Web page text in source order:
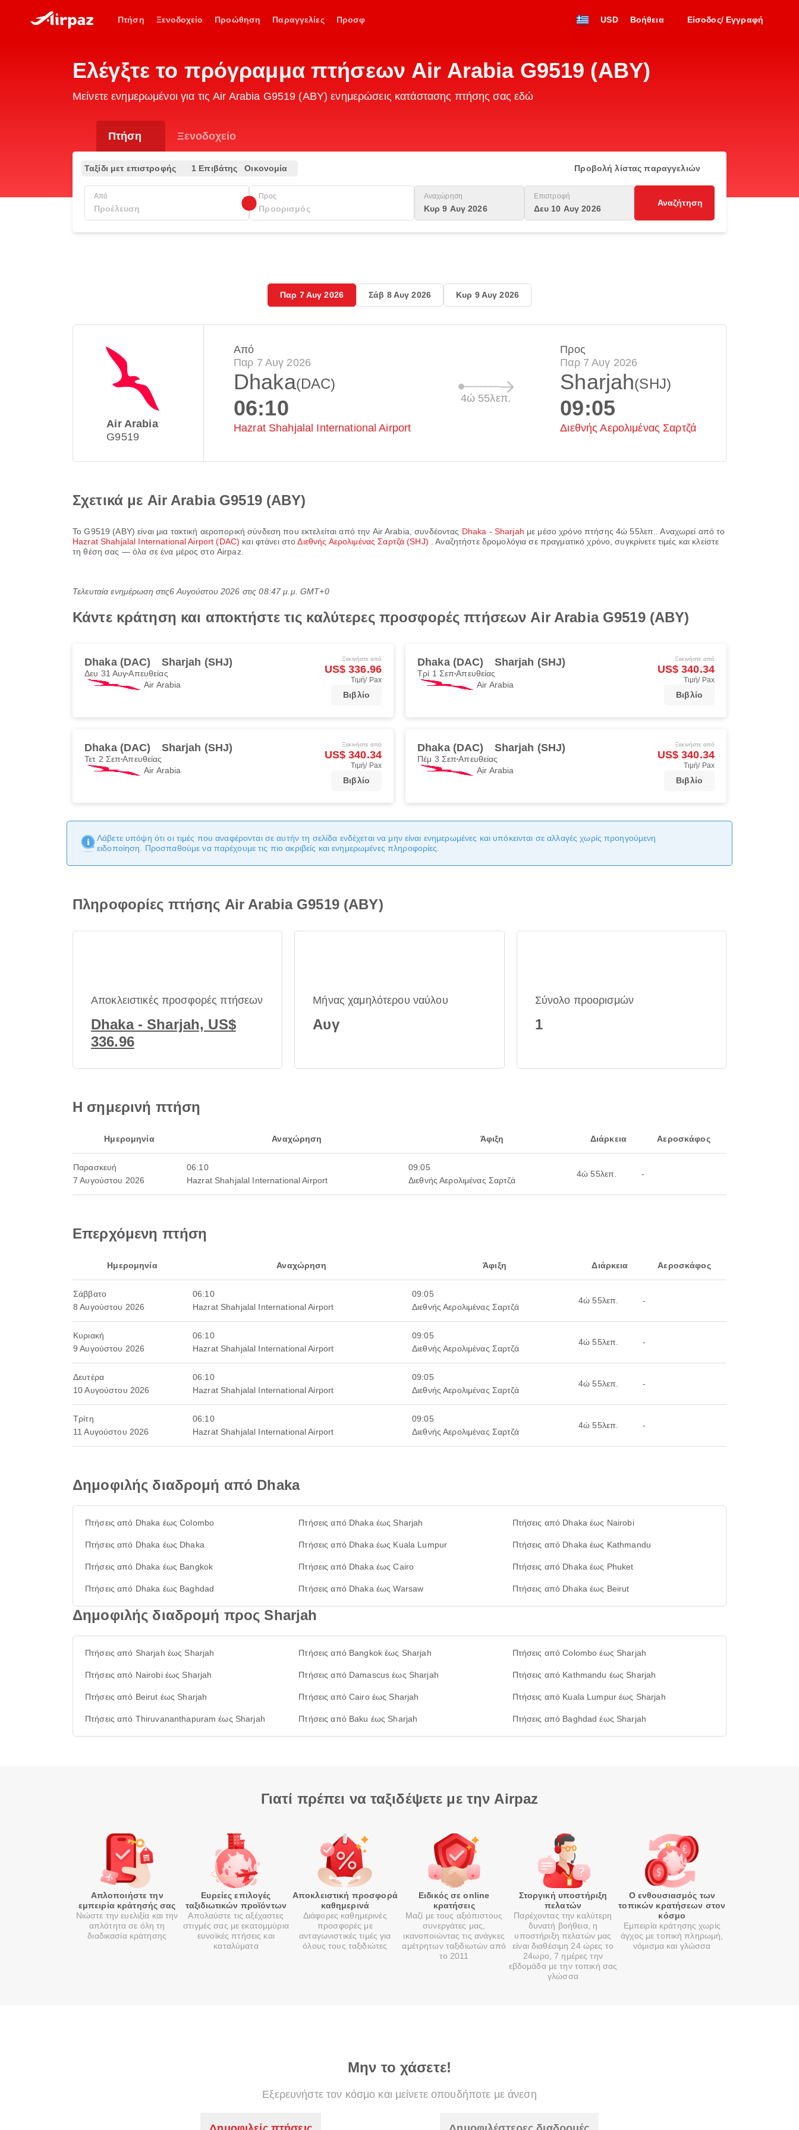
Πτήση Ξενοδοχείο Προώθηση Παραγγελίες Προσφ USD Βοήθεια Είσοδος/ Εγγραφή
Ελέγξτε το πρόγραμμα πτήσεων Air Arabia G9519 (ABY)
Μείνετε ενημερωμένοι για τις Air Arabia G9519 (ABY) ενημερώσεις κατάστασης πτήσης σας εδώ
Πτήση Ξενοδοχείο
Ταξίδι μετ επιστροφής 1 Επιβάτης Οικονομία Προβολή λίστας παραγγελιών
Από Προς Αναχώρηση
Κυρ 9 Αυγ 2026
Επιστροφή
Δευ 10 Αυγ 2026
Αναζήτηση
Παρ 7 Αυγ 2026 Σάβ 8 Αυγ 2026 Κυρ 9 Αυγ 2026
Air Arabia
G9519
Από
Παρ 7 Αυγ 2026
Dhaka(DAC)
06:10
Hazrat Shahjalal International Airport
4ώ 55λεπ.
Προς
Παρ 7 Αυγ 2026
Sharjah(SHJ)
09:05
Διεθνής Αερολιμένας Σαρτζά
Σχετικά με Air Arabia G9519 (ABY)
ΤοG9519 (ABY) είναι μια τακτική αεροπορική σύνδεση που εκτελείται από την Air Arabia , συνδέοντας Dhaka - Sharjah με μέσο χρόνο πτήσης 4ώ 55λεπ.
. Αναχωρεί από το
Hazrat Shahjalal International Airport (DAC) και φτάνει στοΔιεθνής Αερολιμένας Σαρτζά (SHJ)
. Αναζητήστε δρομολόγια σε πραγματικό χρόνο, συγκρίνετε τιμές και κλείστε
τη θέση σας — όλα σε ένα μέρος στο Airpaz.
Τελευταία ενημέρωση στις6 Αυγούστου 2026 στις 08:47 μ.μ. GMT+0
Κάντε κράτηση και αποκτήστε τις καλύτερες προσφορές πτήσεων Air Arabia G9519 (ABY)
Dhaka (DAC) Sharjah (SHJ)
Δευ 31 ΑυγΑπευθείας
Air Arabia
Ξεκινήστε από
US$ 336.96
Τιμή/ Pax
Βιβλίο
Dhaka (DAC) Sharjah (SHJ)
Τρί 1 ΣεπΑπευθείας
Air Arabia
Ξεκινήστε από
US$ 340.34
Τιμή/ Pax
Βιβλίο
Dhaka (DAC) Sharjah (SHJ)
Τετ 2 ΣεπΑπευθείας
Air Arabia
Ξεκινήστε από
US$ 340.34
Τιμή/ Pax
Βιβλίο
Dhaka (DAC) Sharjah (SHJ)
Πέμ 3 ΣεπΑπευθείας
Air Arabia
Ξεκινήστε από
US$ 340.34
Τιμή/ Pax
Βιβλίο
Λάβετε υπόψη ότι οι τιμές που αναφέρονται σε αυτήν τη σελίδα ενδέχεται να μην είναι ενημερωμένες και υπόκεινται σε αλλαγές χωρίς προηγούμενη
ειδοποίηση. Προσπαθούμε να παρέχουμε τις πιο ακριβείς και ενημερωμένες πληροφορίες.
Πληροφορίες πτήσης Air Arabia G9519 (ABY)
Αποκλειστικές προσφορές πτήσεων
Dhaka - Sharjah, US$
336.96
Μήνας χαμηλότερου ναύλου
Αυγ
Σύνολο προορισμών
1
Η σημερινή πτήση
Ημερομηνία Αναχώρηση Άφιξη Διάρκεια Αεροσκάφος
Παρασκευή
7 Αυγούστου 2026
06:10
Hazrat Shahjalal International Airport
09:05
Διεθνής Αερολιμένας Σαρτζά
4ώ 55λεπ. -
Επερχόμενη πτήση
Ημερομηνία Αναχώρηση Άφιξη Διάρκεια Αεροσκάφος
Σάββατο
8 Αυγούστου 2026
06:10
Hazrat Shahjalal International Airport
09:05
Διεθνής Αερολιμένας Σαρτζά
4ώ 55λεπ. -
Κυριακή
9 Αυγούστου 2026
06:10
Hazrat Shahjalal International Airport
09:05
Διεθνής Αερολιμένας Σαρτζά
4ώ 55λεπ. -
Δευτέρα
10 Αυγούστου 2026
06:10
Hazrat Shahjalal International Airport
09:05
Διεθνής Αερολιμένας Σαρτζά
4ώ 55λεπ. -
Τρίτη
11 Αυγούστου 2026
06:10
Hazrat Shahjalal International Airport
09:05
Διεθνής Αερολιμένας Σαρτζά
4ώ 55λεπ. -
Δημοφιλής διαδρομή από Dhaka
Πτήσεις από Dhaka έως Colombo Πτήσεις από Dhaka έως Sharjah Πτήσεις από Dhaka έως Nairobi
Πτήσεις από Dhaka έως Dhaka Πτήσεις από Dhaka έως Kuala Lumpur Πτήσεις από Dhaka έως Kathmandu
Πτήσεις από Dhaka έως Bangkok Πτήσεις από Dhaka έως Cairo Πτήσεις από Dhaka έως Phuket
Πτήσεις από Dhaka έως Baghdad Πτήσεις από Dhaka έως Warsaw Πτήσεις από Dhaka έως Beirut
Δημοφιλής διαδρομή προς Sharjah
Πτήσεις από Sharjah έως Sharjah Πτήσεις από Bangkok έως Sharjah Πτήσεις από Colombo έως Sharjah
Πτήσεις από Nairobi έως Sharjah Πτήσεις από Damascus έως Sharjah Πτήσεις από Kathmandu έως Sharjah
Πτήσεις από Beirut έως Sharjah Πτήσεις από Cairo έως Sharjah Πτήσεις από Kuala Lumpur έως Sharjah
Πτήσεις από Thiruvananthapuram έως Sharjah Πτήσεις από Baku έως Sharjah Πτήσεις από Baghdad έως Sharjah
Γιατί πρέπει να ταξιδέψετε με την Airpaz
Απλοποιήστε την
εμπειρία κράτησής σας
Νιώστε την ευελιξία και την
απλότητα σε όλη τη
διαδικασία κράτησης
Ευρείες επιλογές
ταξιδιωτικών προϊόντων
Απολαύστε τις αξέχαστες
στιγμές σας με εκατομμύρια
ευνοϊκές πτήσεις και
καταλύματα
Αποκλειστική προσφορά
καθημερινά
Διάφορες καθημερινές
προσφορές με
ανταγωνιστικές τιμές για
όλους τους ταξιδιώτες
Ειδικός σε online
κρατήσεις
Μαζί με τους αξιόπιστους
συνεργάτες μας,
ικανοποιώντας τις ανάγκες
αμέτρητων ταξιδιωτών από
το 2011
Στοργική υποστήριξη
πελατών
Παρέχοντας την καλύτερη
δυνατή βοήθεια, η
υποστήριξη πελατών μας
είναι διαθέσιμη 24 ώρες το
24ωρο, 7 ημέρες την
εβδομάδα με την τοπική σας
γλώσσα
Ο ενθουσιασμός των
τοπικών κρατήσεων στον
κόσμο
Εμπειρία κράτησης χωρίς
άγχος με τοπική πληρωμή,
νόμισμα και γλώσσα
Μην το χάσετε!
Εξερευνήστε τον κόσμο και μείνετε οπουδήποτε με άνεση